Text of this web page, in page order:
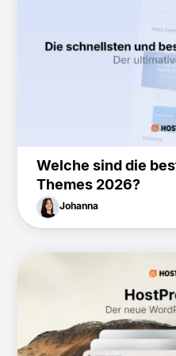
Welche sind die
Themes 2026?
Johanna